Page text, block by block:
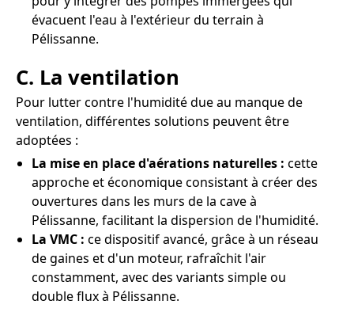
évacuent l'eau à l'extérieur du terrain à
Pélissanne.
C. La ventilation
Pour lutter contre l'humidité due au manque de
ventilation, différentes solutions peuvent être
adoptées :
La mise en place d'aérations naturelles : cette
approche et économique consistant à créer des
ouvertures dans les murs de la cave à
Pélissanne, facilitant la dispersion de l'humidité.
La VMC : ce dispositif avancé, grâce à un réseau
de gaines et d'un moteur, rafraîchit l'air
constamment, avec des variants simple ou
double flux à Pélissanne.